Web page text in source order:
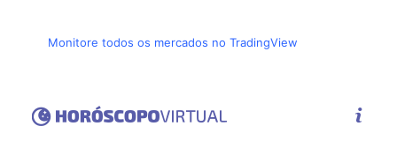
Monitore todos os mercados no TradingView